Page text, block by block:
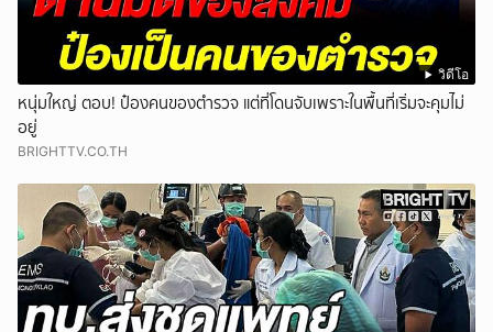
วิดีโอ
หนุ่มใหญ่ ตอบ! ป๋องคนของตำรวจ แต่ที่โดนจับเพราะในพื้นที่เริ่มจะคุมไม่
อยู่
BRIGHTTV.CO.TH